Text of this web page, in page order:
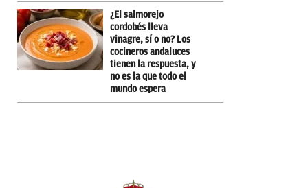
¿El salmorejo
cordobés lleva
vinagre, sí o no? Los
cocineros andaluces
tienen la respuesta, y
no es la que todo el
mundo espera